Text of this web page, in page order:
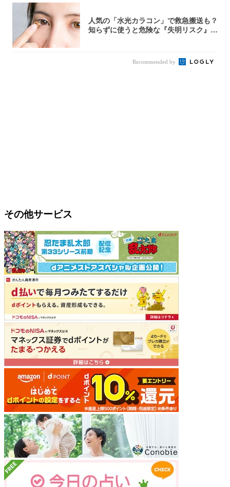
人気の「水光カラコン」で救急搬送も？
知らずに使うと危険な『失明リスク』と
Recommended by
その他サービス